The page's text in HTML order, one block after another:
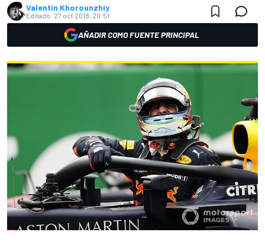
Valentin Khorounzhiy
Editado: 27 oct 2018, 20:51
AÑADIR COMO FUENTE PRINCIPAL